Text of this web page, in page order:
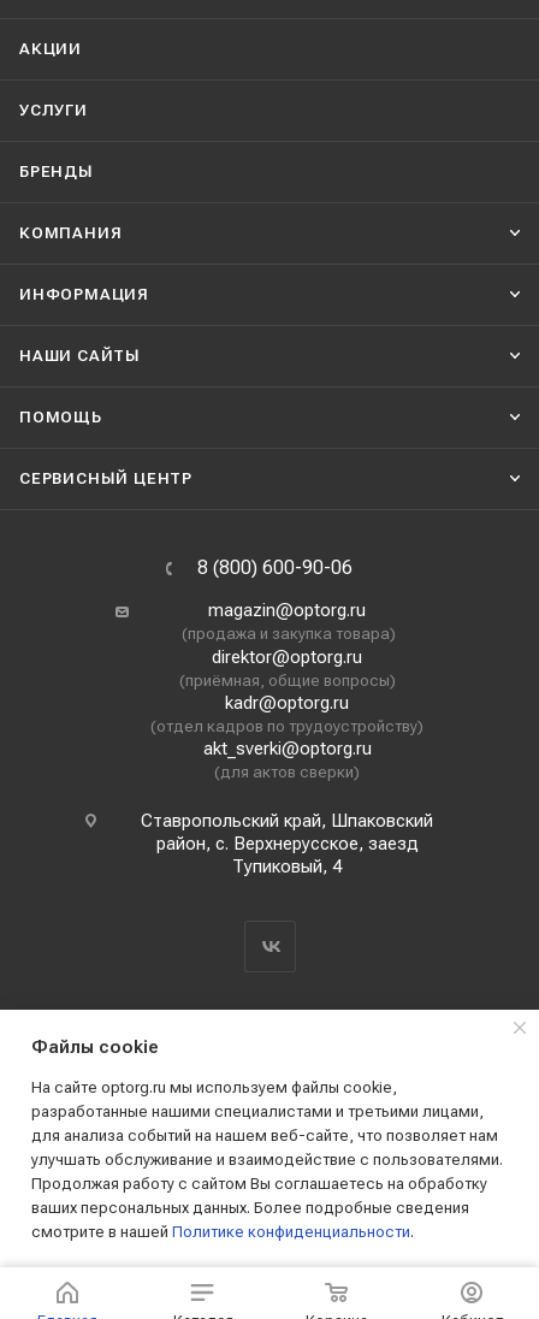
АКЦИИ
УСЛУГИ
БРЕНДЫ
КОМПАНИЯ
ИНФОРМАЦИЯ
НАШИ CАЙТЫ
ПОМОЩЬ
СЕРВИСНЫЙ ЦЕНТР
8 (800) 600-90-06
magazin@optorg.ru
(продажа и закупка товара)
direktor@optorg.ru
(приёмная, общие вопросы)
kadr@optorg.ru
(отдел кадров по трудоустройству)
akt_sverki@optorg.ru
(для актов сверки)
Ставропольский край, Шпаковский
район, с. Верхнерусское, заезд
Тупиковый, 4
2019 - 2026 © АО КПК "Ставропольстройопторг"
Все права защищены
Файлы cookie
На сайте optorg.ru мы используем файлы cookie,
разработанные нашими специалистами и третьими лицами,
для анализа событий на нашем веб-сайте, что позволяет нам
улучшать обслуживание и взаимодействие с пользователями.
Продолжая работу с сайтом Вы соглашаетесь на обработку
ваших персональных данных. Более подробные сведения
смотрите в нашей Политике конфиденциальности.
ПРИНИМАЮ